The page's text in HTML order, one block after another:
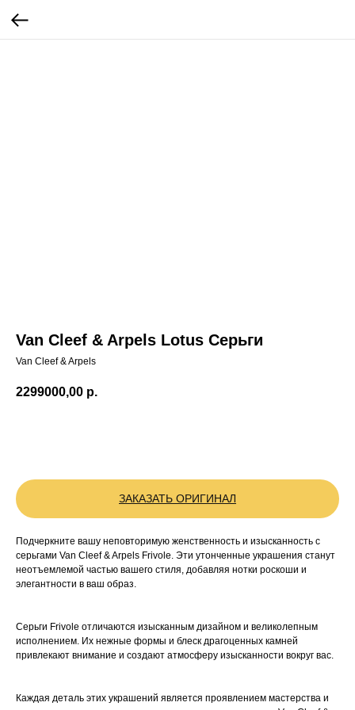
Van Cleef & Arpels Lotus Серьги
Van Cleef & Arpels
2299000,00 р.
ЗАКАЗАТЬ ОРИГИНАЛ
Подчеркните вашу неповторимую женственность и изысканность с
серьгами Van Cleef & Arpels Frivole. Эти утонченные украшения станут
неотъемлемой частью вашего стиля, добавляя нотки роскоши и
элегантности в ваш образ.
Серьги Frivole отличаются изысканным дизайном и великолепным
исполнением. Их нежные формы и блеск драгоценных камней
привлекают внимание и создают атмосферу изысканности вокруг вас.
Каждая деталь этих украшений является проявлением мастерства и